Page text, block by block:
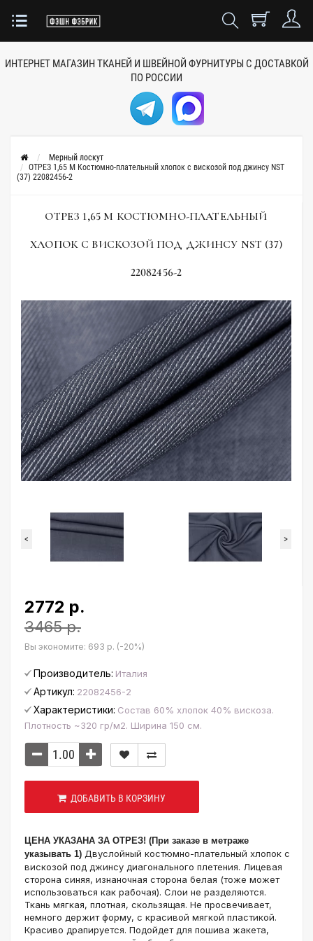
ИНТЕРНЕТ МАГАЗИН ТКАНЕЙ И ШВЕЙНОЙ ФУРНИТУРЫ С ДОСТАВКОЙ
ПО РОССИИ
Мерный лоскут
ОТРЕЗ 1,65 М Костюмно-плательный хлопок с вискозой под джинсу NST
(37) 22082456-2
ОТРЕЗ 1,65 М КОСТЮМНО-ПЛАТЕЛЬНЫЙ
ХЛОПОК С ВИСКОЗОЙ ПОД ДЖИНСУ NST (37)
22082456-2
< >
2772 р.
3465 р.
Вы экономите: 693 р. (-20%)
Производитель: Италия
Артикул: 22082456-2
Характеристики: Состав 60% хлопок 40% вискоза.
Плотность ~320 гр/м2. Ширина 150 см.
ДОБАВИТЬ В КОРЗИНУ
ЦЕНА УКАЗАНА ЗА ОТРЕЗ! (При заказе в метраже
указывать 1) Двуслойный костюмно-плательный хлопок с
вискозой под джинсу диагонального плетения. Лицевая
сторона синяя, изнаночная сторона белая (тоже может
использоваться как рабочая). Слои не разделяются.
Ткань мягкая, плотная, скользящая. Не просвечивает,
немного держит форму, с красивой мягкой пластикой.
Красиво драпируется. Подойдет для пошива жакета,